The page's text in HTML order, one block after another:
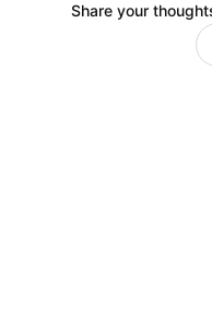
Share your